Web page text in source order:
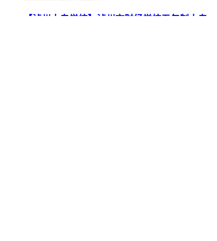
【泸州大专学校】泸州市财经学校五年制大专